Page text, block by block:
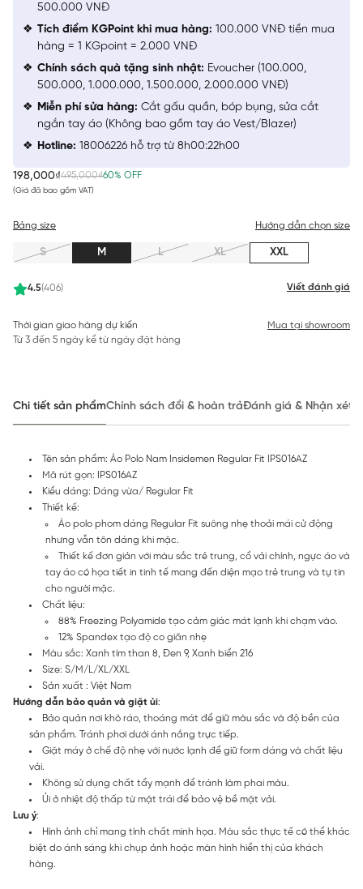
198,000₫495,000₫60% OFF
(Giá đã bao gồm VAT)
4.5(406) Viết đánh giá
Bảng size Hướng dẫn chọn size
S M L XL XXL
Thời gian giao hàng dự kiến
Từ 3 đến 5 ngày kể từ ngày đặt hàng
Mua tại showroom
500.000 VNĐ
Tích điểm KGPoint khi mua hàng: 100.000 VNĐ tiền mua
hàng = 1 KGpoint = 2.000 VNĐ
Chính sách quà tặng sinh nhật: Evoucher (100.000,
500.000, 1.000.000, 1.500.000, 2.000.000 VNĐ)
Miễn phí sửa hàng: Cắt gấu quần, bóp bụng, sửa cắt
ngắn tay áo (Không bao gồm tay áo Vest/Blazer)
Hotline: 18006226 hỗ trợ từ 8h00:22h00
Chi tiết sản phẩmChính sách đổi & hoàn trảĐánh giá & Nhận xét
Tên sản phẩm: Áo Polo Nam Insidemen Regular Fit IPS016AZ
Mã rút gọn: IPS016AZ
Kiểu dáng: Dáng vừa/ Regular Fit
Thiết kế:
Áo polo phom dáng Regular Fit suông nhẹ thoải mái cử động
nhưng vẫn tôn dáng khi mặc.
Thiết kế đơn giản với màu sắc trẻ trung, cổ vải chính, ngực áo và
tay áo có họa tiết in tinh tế mang đến diện mạo trẻ trung và tự tin
cho người mặc.
Chất liệu:
88% Freezing Polyamide tạo cảm giác mát lạnh khi chạm vào.
12% Spandex tạo độ co giãn nhẹ
Màu sắc: Xanh tím than 8, Đen 9, Xanh biển 216
Size: S/M/L/XL/XXL
Sản xuất : Việt Nam
Hướng dẫn bảo quản và giặt ủi:
Bảo quản nơi khô ráo, thoáng mát để giữ màu sắc và độ bền của
sản phẩm. Tránh phơi dưới ánh nắng trực tiếp.
Giặt máy ở chế độ nhẹ với nước lạnh để giữ form dáng và chất liệu
vải.
Không sử dụng chất tẩy mạnh để tránh làm phai màu.
Ủi ở nhiệt độ thấp từ mặt trái để bảo vệ bề mặt vải.
Lưu ý:
Hình ảnh chỉ mang tính chất minh họa. Màu sắc thực tế có thể khác
biệt do ánh sáng khi chụp ảnh hoặc màn hình hiển thị của khách
hàng.